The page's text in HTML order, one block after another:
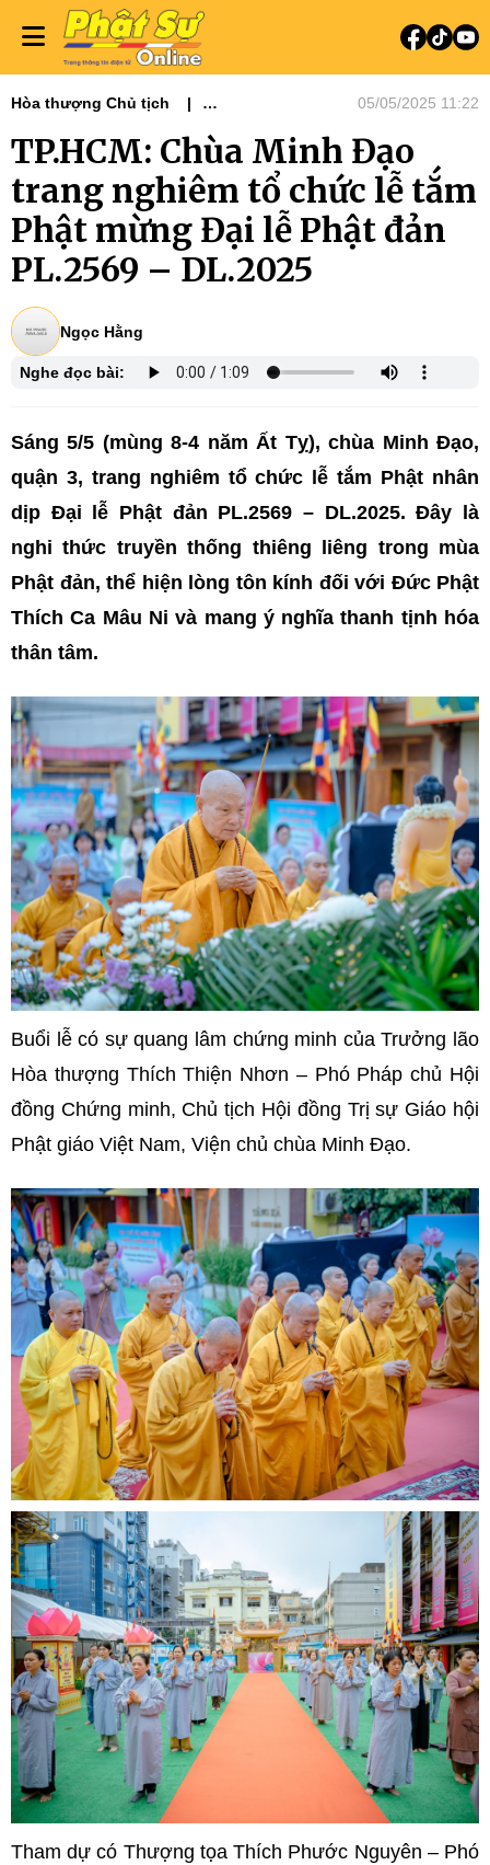
Hòa thượng Chủ tịch
Phật sự TƯGH
Tiêu điểm
05/05/2025 11:22
TP.HCM: Chùa Minh Đạo
trang nghiêm tổ chức lễ tắm
Phật mừng Đại lễ Phật đản
PL.2569 – DL.2025
Ngọc Hằng
Nghe đọc bài:
Sáng 5/5 (mùng 8-4 năm Ất Tỵ), chùa Minh Đạo,
quận 3, trang nghiêm tổ chức lễ tắm Phật nhân
dịp Đại lễ Phật đản PL.2569 – DL.2025. Đây là
nghi thức truyền thống thiêng liêng trong mùa
Phật đản, thể hiện lòng tôn kính đối với Đức Phật
Thích Ca Mâu Ni và mang ý nghĩa thanh tịnh hóa
thân tâm.
Buổi lễ có sự quang lâm chứng minh của Trưởng lão
Hòa thượng Thích Thiện Nhơn – Phó Pháp chủ Hội
đồng Chứng minh, Chủ tịch Hội đồng Trị sự Giáo hội
Phật giáo Việt Nam, Viện chủ chùa Minh Đạo.
Tham dự có Thượng tọa Thích Phước Nguyên – Phó